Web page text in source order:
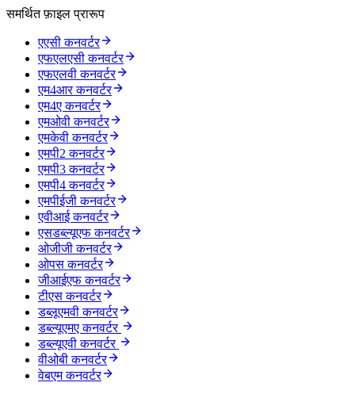
समर्थित फ़ाइल प्रारूप
एएसी कनवर्टर
एफएलएसी कनवर्टर
एफएलवी कनवर्टर
एम4आर कनवर्टर
एम4ए कनवर्टर
एमओवी कनवर्टर
एमकेवी कनवर्टर
एमपी2 कनवर्टर
एमपी3 कनवर्टर
एमपी4 कनवर्टर
एमपीईजी कनवर्टर
एवीआई कनवर्टर
एसडब्ल्यूएफ कनवर्टर
ओजीजी कनवर्टर
ओपस कनवर्टर
जीआईएफ कनवर्टर
टीएस कनवर्टर
डब्लूएमवी कनवर्टर
डब्ल्यूएमए कनवर्टर
डब्ल्यूएवी कनवर्टर
वीओबी कनवर्टर
वेबएम कनवर्टर